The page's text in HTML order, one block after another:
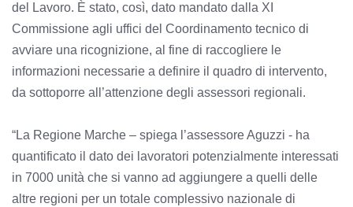
del Lavoro. È stato, così, dato mandato dalla XI
Commissione agli uffici del Coordinamento tecnico di
avviare una ricognizione, al fine di raccogliere le
informazioni necessarie a definire il quadro di intervento,
da sottoporre all’attenzione degli assessori regionali.
“La Regione Marche – spiega l’assessore Aguzzi - ha
quantificato il dato dei lavoratori potenzialmente interessati
in 7000 unità che si vanno ad aggiungere a quelli delle
altre regioni per un totale complessivo nazionale di